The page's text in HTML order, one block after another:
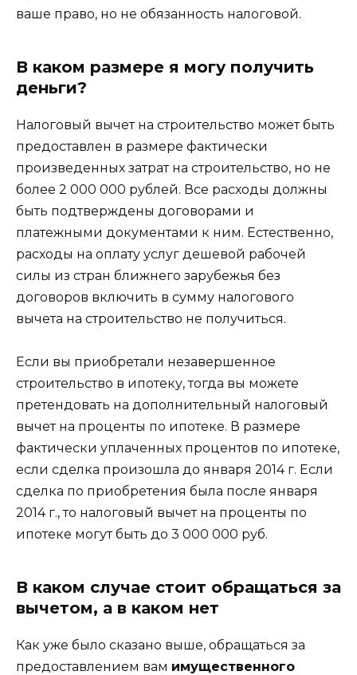
ваше право, но не обязанность налоговой.
В каком размере я могу получить
деньги?
Налоговый вычет на строительство может быть
предоставлен в размере фактически
произведенных затрат на строительство, но не
более 2 000 000 рублей. Все расходы должны
быть подтверждены договорами и
платежными документами к ним. Естественно,
расходы на оплату услуг дешевой рабочей
силы из стран ближнего зарубежья без
договоров включить в сумму налогового
вычета на строительство не получиться.
Если вы приобретали незавершенное
строительство в ипотеку, тогда вы можете
претендовать на дополнительный налоговый
вычет на проценты по ипотеке. В размере
фактически уплаченных процентов по ипотеке,
если сделка произошла до января 2014 г. Если
сделка по приобретения была после января
2014 г., то налоговый вычет на проценты по
ипотеке могут быть до 3 000 000 руб.
В каком случае стоит обращаться за
вычетом, а в каком нет
Как уже было сказано выше, обращаться за
предоставлением вам имущественного